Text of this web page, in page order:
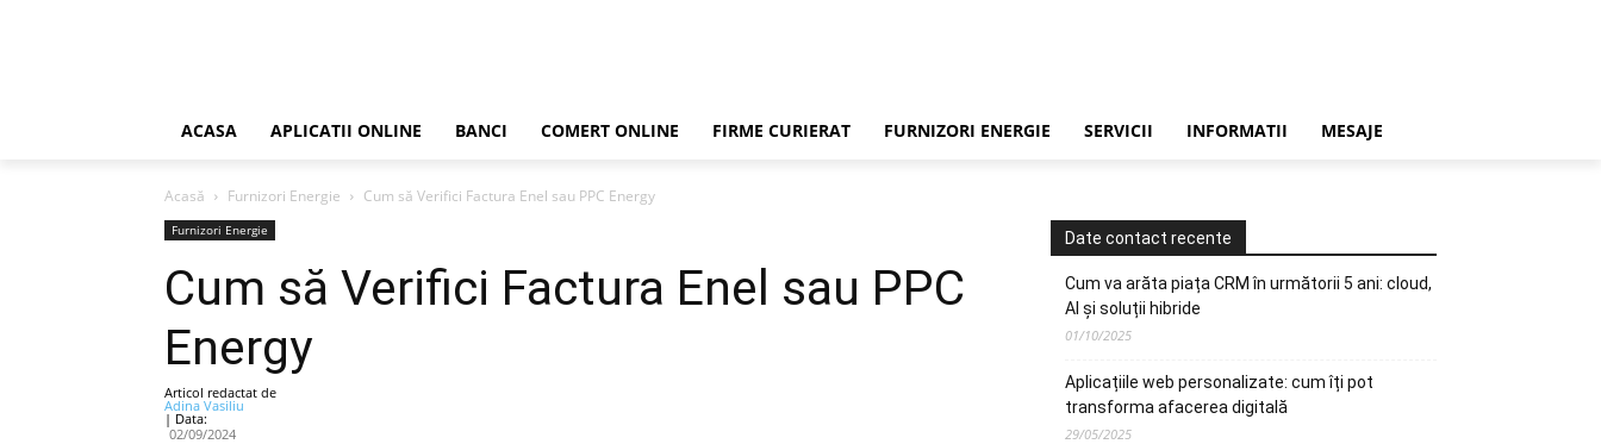
ACASA APLICATII ONLINE BANCI COMERT ONLINE FIRME CURIERAT FURNIZORI ENERGIE SERVICII INFORMATII MESAJE
Acasă Furnizori Energie Cum să Verifici Factura Enel sau PPC Energy
Furnizori Energie
Cum să Verifici Factura Enel sau PPC
Energy
Articol redactat de
Adina Vasiliu
| Data:
02/09/2024
Date contact recente
Cum va arăta piața CRM în următorii 5 ani: cloud,
AI și soluții hibride
01/10/2025
Aplicațiile web personalizate: cum îți pot
transforma afacerea digitală
29/05/2025